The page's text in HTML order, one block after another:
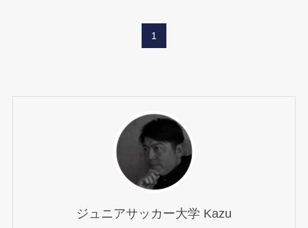
1
ジュニアサッカー大学 Kazu